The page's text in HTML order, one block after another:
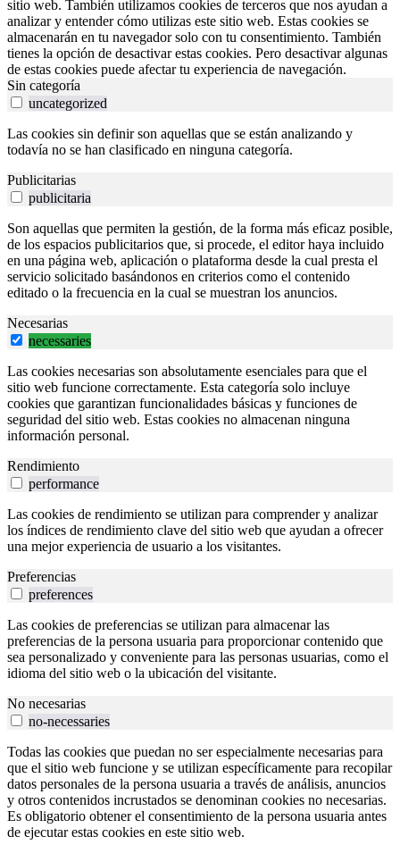
sitio web. También utilizamos cookies de terceros que nos ayudan a
analizar y entender cómo utilizas este sitio web. Estas cookies se
almacenarán en tu navegador solo con tu consentimiento. También
tienes la opción de desactivar estas cookies. Pero desactivar algunas
de estas cookies puede afectar tu experiencia de navegación.
Sin categoría
uncategorized
Las cookies sin definir son aquellas que se están analizando y
todavía no se han clasificado en ninguna categoría.
Publicitarias
publicitaria
Son aquellas que permiten la gestión, de la forma más eficaz posible,
de los espacios publicitarios que, si procede, el editor haya incluido
en una página web, aplicación o plataforma desde la cual presta el
servicio solicitado basándonos en criterios como el contenido
editado o la frecuencia en la cual se muestran los anuncios.
Necesarias
necessaries
Las cookies necesarias son absolutamente esenciales para que el
sitio web funcione correctamente. Esta categoría solo incluye
cookies que garantizan funcionalidades básicas y funciones de
seguridad del sitio web. Estas cookies no almacenan ninguna
información personal.
Rendimiento
performance
Las cookies de rendimiento se utilizan para comprender y analizar
los índices de rendimiento clave del sitio web que ayudan a ofrecer
una mejor experiencia de usuario a los visitantes.
Preferencias
preferences
Las cookies de preferencias se utilizan para almacenar las
preferencias de la persona usuaria para proporcionar contenido que
sea personalizado y conveniente para las personas usuarias, como el
idioma del sitio web o la ubicación del visitante.
No necesarias
no-necessaries
Todas las cookies que puedan no ser especialmente necesarias para
que el sitio web funcione y se utilizan específicamente para recopilar
datos personales de la persona usuaria a través de análisis, anuncios
y otros contenidos incrustados se denominan cookies no necesarias.
Es obligatorio obtener el consentimiento de la persona usuaria antes
de ejecutar estas cookies en este sitio web.